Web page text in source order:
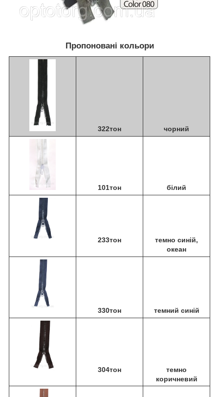
Пропоновані кольори
322тон чорний
101тон білий
233тон
темно синій,
океан
330тон темний синій
304тон
темно
коричневий